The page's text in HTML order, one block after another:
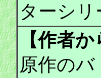
ターシリ
【作者
原作の